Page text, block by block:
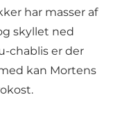
har masser af
skyllet ned
chablis er der
kan Mortens